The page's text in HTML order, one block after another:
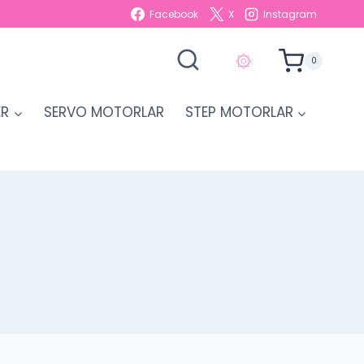
Facebook X Instagram
۞ 0
SERVO MOTORLAR
STEP MOTORLAR